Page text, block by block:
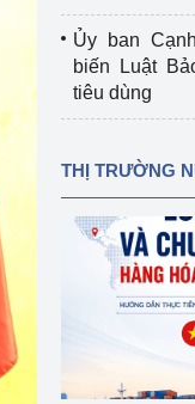
an toàn lao
lý của
ký, hoạt
cụ điện
có nguy
chai chứa
Ủy ban
biến Luật
tiêu dùng
THỊ TRƯỜNG